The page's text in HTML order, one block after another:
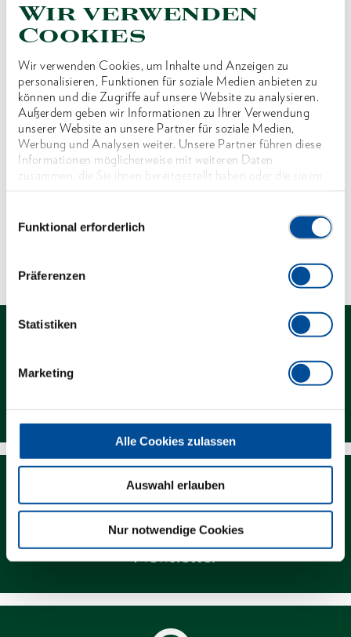
Wir verwenden
Cookies
Wir verwenden Cookies, um Inhalte und Anzeigen zu
personalisieren, Funktionen für soziale Medien anbieten zu
können und die Zugriffe auf unsere Website zu analysieren.
Außerdem geben wir Informationen zu Ihrer Verwendung
unserer Website an unsere Partner für soziale Medien,
Werbung und Analysen weiter. Unsere Partner führen diese
Informationen möglicherweise mit weiteren Daten
zusammen, die Sie ihnen bereitgestellt haben oder die sie im
Rahmen Ihrer Nutzung der Dienste gesammelt haben. Unsere
Funktional erforderlich
Präferenzen
Statistiken
Marketing
Alle Cookies zulassen
Auswahl erlauben
Nur notwendige Cookies
Produktlinie
Produktbeschreibung
Reduzierung der SW für Wechselkassette Typ
WK3 - 1 5/8"
Abmessungen und Gewichte
Lieferumfang
Kontakt
Newsletter